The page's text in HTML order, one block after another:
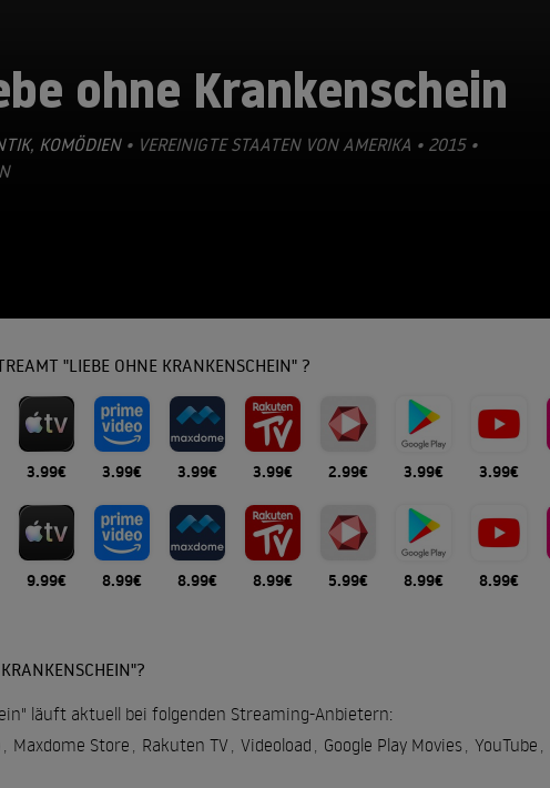
ohne Krankenschein
, KOMÖDIEN• VEREINIGTE STAATEN VON AMERIKA • 2015 •
"LIEBE OHNE KRANKENSCHEIN" ?
3.99€ 3.99€ 3.99€ 3.99€ 2.99€ 3.99€ 3.99€
9.99€ 8.99€ 8.99€ 8.99€ 5.99€ 8.99€ 8.99€
läuft aktuell bei folgenden Streaming-Anbietern:
, Maxdome Store , Rakuten TV, Videoload , Google Play Movies, YouTube ,